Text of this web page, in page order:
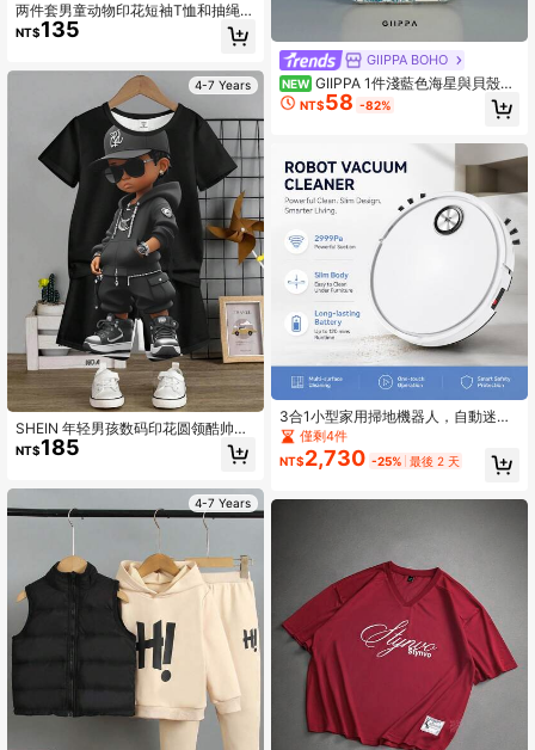
两件套男童动物印花短袖T恤和抽绳短
裤休闲套装
NT$135
4-7 Years
SHEIN 年轻男孩数码印花圆领酷帅两
件套春夏款
NT$185
4-7 Years
GIIPPA BOHO
NEW GIIPPA 1件淺藍色海星與貝殼混
搭圖案設計手機殼，適用於Phone 17
Pro Max，兼容Phone 16 Pro Max、
時尚趣味手機殼，兼容11/12/13/14/1
5/16 Pro Max Plus，優雅設計男女皆
宜，送給女友的聖誕節、情人節、復
活節、婚禮季與生日完美禮物！
NT$58 -82%
3合1小型家用掃地機器人，自動迷你
掃地機器人，支援掃地、吸塵與拖
地，障礙感應自動轉向，適合小面積
居家地板
僅剩4件
NT$2,730 -25% 最後 2 天